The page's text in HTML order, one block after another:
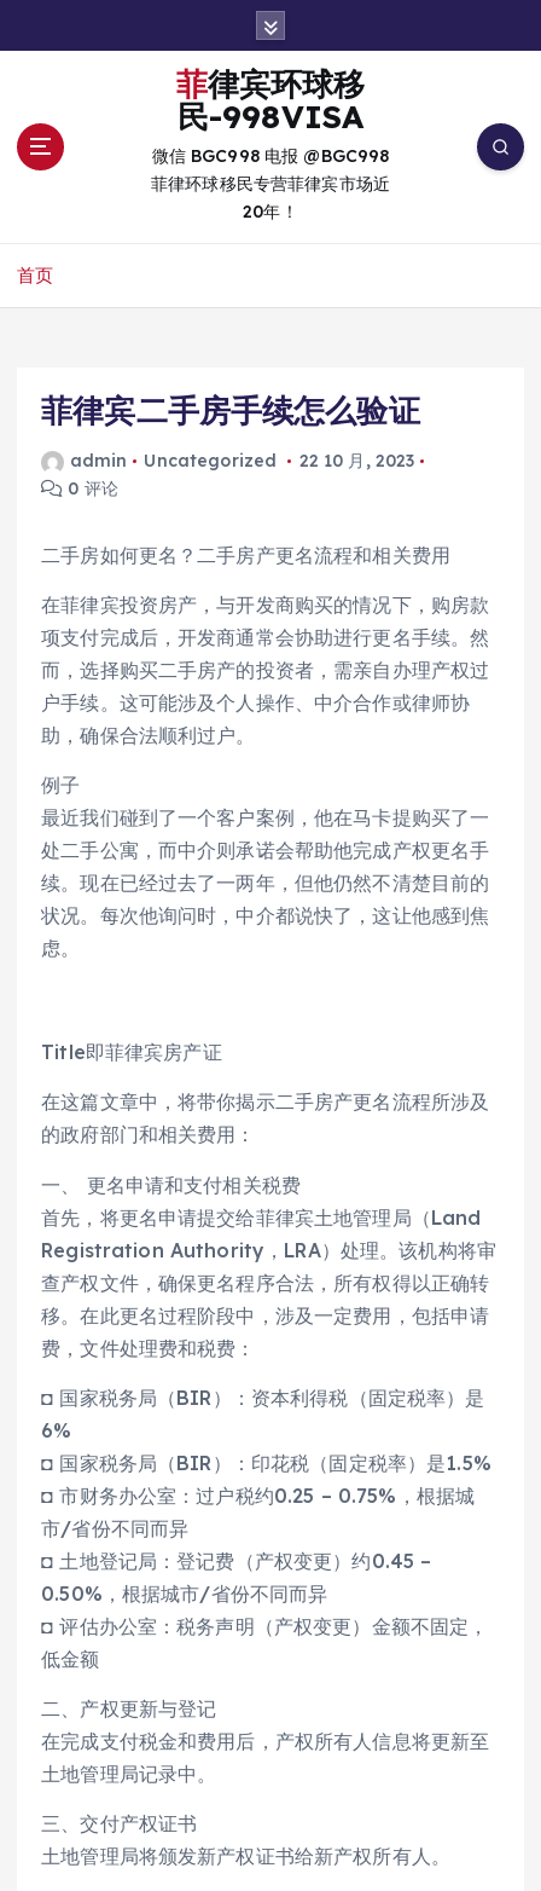
菲律宾环球移
民-998VISA
微信 BGC998 电报 @BGC998
菲律环球移民专营菲律宾市场近
20年！
首页
菲律宾二手房手续怎么验证
admin Uncategorized
22 10 月, 2023
0 评论
二手房如何更名？二手房产更名流程和相关费用
在菲律宾投资房产，与开发商购买的情况下，购房款
项支付完成后，开发商通常会协助进行更名手续。然
而，选择购买二手房产的投资者，需亲自办理产权过
户手续。这可能涉及个人操作、中介合作或律师协
助，确保合法顺利过户。
例子
最近我们碰到了一个客户案例，他在马卡提购买了一
处二手公寓，而中介则承诺会帮助他完成产权更名手
续。现在已经过去了一两年，但他仍然不清楚目前的
状况。每次他询问时，中介都说快了，这让他感到焦
虑。
Title即菲律宾房产证
在这篇文章中，将带你揭示二手房产更名流程所涉及
的政府部门和相关费用：
一、 更名申请和支付相关税费
首先，将更名申请提交给菲律宾土地管理局（Land
Registration Authority，LRA）处理。该机构将审
查产权文件，确保更名程序合法，所有权得以正确转
移。在此更名过程阶段中，涉及一定费用，包括申请
费，文件处理费和税费：
◘ 国家税务局（BIR）：资本利得税（固定税率）是
6%
◘ 国家税务局（BIR）：印花税（固定税率）是1.5%
◘ 市财务办公室：过户税约0.25 – 0.75%，根据城
市/省份不同而异
◘ 土地登记局：登记费（产权变更）约0.45 –
0.50%，根据城市/省份不同而异
◘ 评估办公室：税务声明（产权变更）金额不固定，
低金额
二、产权更新与登记
在完成支付税金和费用后，产权所有人信息将更新至
土地管理局记录中。
三、交付产权证书
土地管理局将颁发新产权证书给新产权所有人。